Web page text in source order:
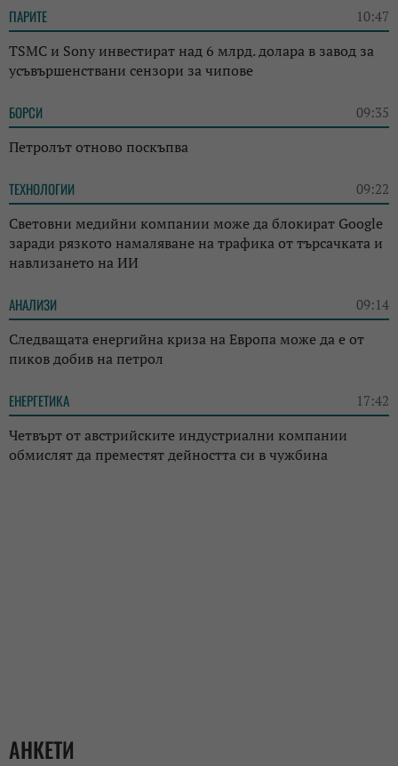
ПАРИТЕ 10:47
TSMC и Sony инвестират над 6 млрд. долара в завод за
усъвършенствани сензори за чипове
БОРСИ 09:35
Петролът отново поскъпва
ТЕХНОЛОГИИ 09:22
Световни медийни компании може да блокират Google
заради рязкото намаляване на трафика от търсачката и
навлизането на ИИ
АНАЛИЗИ 09:14
Следващата енергийна криза на Европа може да е от
пиков добив на петрол
ЕНЕРГЕТИКА 17:42
Четвърт от австрийските индустриални компании
обмислят да преместят дейността си в чужбина
АНКЕТИ